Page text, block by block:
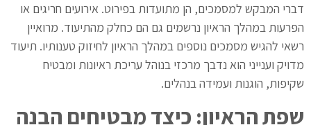
דברי המבקש למסמכים, הן מתועדות בפירוט. אירועים חריגים או
הפרעות במהלך הראיון נרשמים גם הם כחלק מהתיעוד. מרואיין
רשאי להגיש מסמכים נוספים במהלך הראיון לחיזוק טענותיו. תיעוד
מדויק וענייני הוא נדבך מרכזי בנוהל עריכת ראיונות ומבטיח
שקיפות, הוגנות ועמידה בנהלים.
שפת הראיון: כיצד מבטיחים הבנה